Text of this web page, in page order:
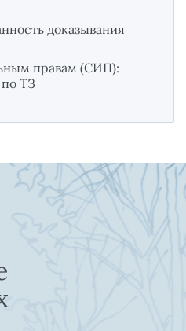
доказывания
правам (СИП):
ТЗ